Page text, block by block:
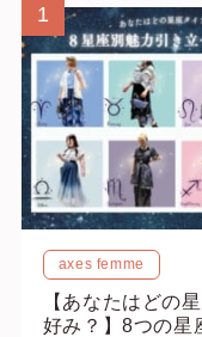
1
axes femme
【あなたはどの
好み？】8つの星